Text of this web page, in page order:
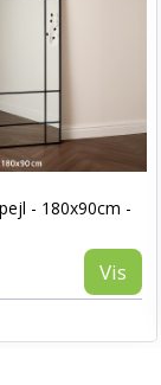
- 180x90cm -
Vis